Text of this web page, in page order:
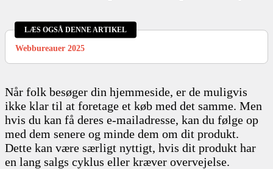
LÆS OGSÅ DENNE ARTIKEL
Webbureauer 2025
Når folk besøger din hjemmeside, er de muligvis
ikke klar til at foretage et køb med det samme. Men
hvis du kan få deres e-mailadresse, kan du følge op
med dem senere og minde dem om dit produkt.
Dette kan være særligt nyttigt, hvis dit produkt har
en lang salgs cyklus eller kræver overvejelse.